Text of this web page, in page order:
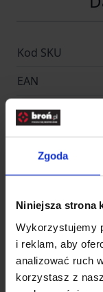
Zgoda
Niniejsza strona
Wykorzystujemy
i reklam, aby
analizować ruch
korzystasz z
Kod SKU
EAN
Producent
Nazwa
Kraj